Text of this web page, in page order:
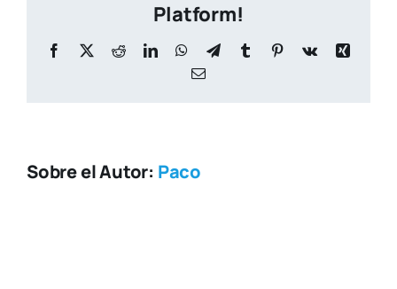
Platform!
Facebook
X RedditLinkedInWhatsApp
TelegramTumblr Pinterest
Vk
Xing
Correo
Sobre el Autor: Paco